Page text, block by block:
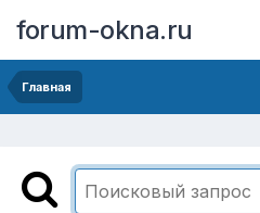
forum-okna.ru
Главная